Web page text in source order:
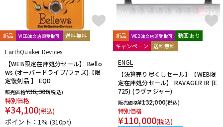
新品 WEB注文店頭受取可 送料無料
EarthQuaker Devices
【WEB限定在庫処分セール】 Bello
ws (オーバードライブ/ファズ)【限
定復刻品 】 EQD
販売価格¥36,300(税込)
特別価格
¥34,100(税込)
ポイント：1% (310pt)
新品 WEB注文店頭受取可
動画あり
キャンペーン
送料無料
ENGL
【決算売り尽くしセール】【WEB限
定在庫処分セール】 RAVAGER IR (E
725) (ラヴァジャー)
販売価格¥132,000(税込)
特別価格
¥110,000(税込)